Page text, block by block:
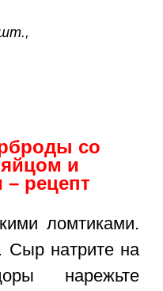
со
и
рецепт
ломтиками.
Сыр натрите на
нарежьте